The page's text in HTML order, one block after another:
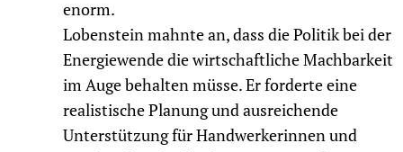
enorm.
Lobenstein mahnte an, dass die Politik bei der
Energiewende die wirtschaftliche Machbarkeit
im Auge behalten müsse. Er forderte eine
realistische Planung und ausreichende
Unterstützung für Handwerkerinnen und